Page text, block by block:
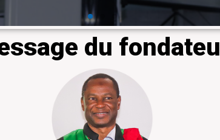
En savoir plus
du